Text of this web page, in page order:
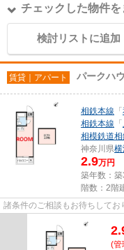
チェックした物件を
検討リストに追加
賃貸｜アパート パークハ
相鉄本線 「
相鉄本線 「
相模鉄道
神奈川県横
2.9万円
築年数：築
階数：2階
諸条件のご相談もお待ちしてお
(管